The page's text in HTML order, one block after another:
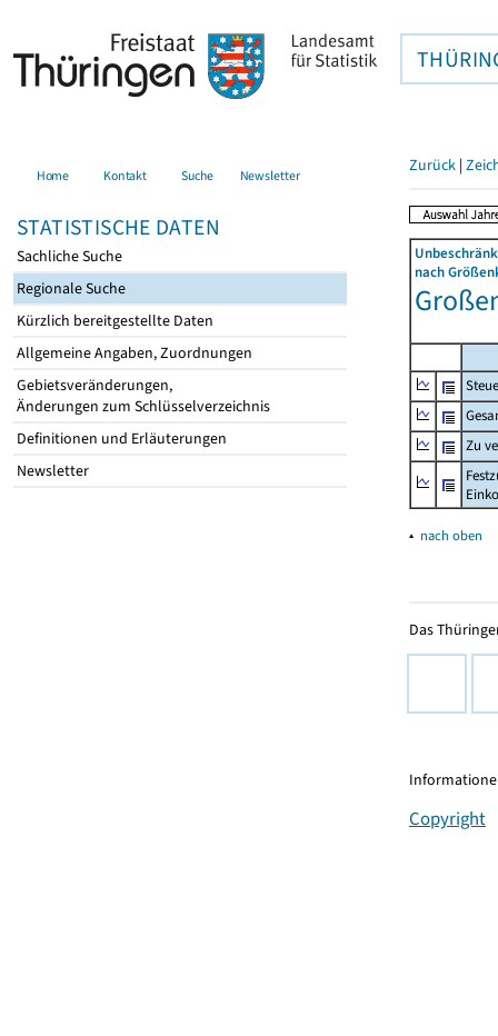
Home Kontakt Suche Newsletter
STATISTISCHE DATEN
Sachliche Suche
Regionale Suche
Kürzlich bereitgestellte Daten
Allgemeine Angaben, Zuordnungen
Gebietsveränderungen,
Änderungen zum Schlüsselverzeichnis
Definitionen und Erläuterungen
Newsletter
Zurück |
nach
Zu
▴ nach oben
Das
Copyright